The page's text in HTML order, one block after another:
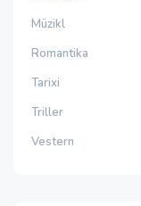
Müzikl
Romantika
Tarixi
Triller
Vestern